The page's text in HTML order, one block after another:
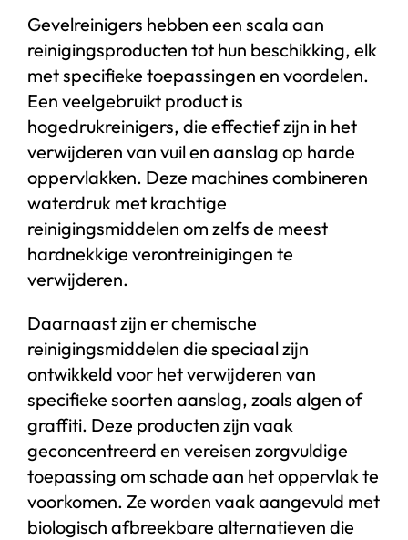
Gevelreinigers hebben een scala aan
reinigingsproducten tot hun beschikking, elk
met specifieke toepassingen en voordelen.
Een veelgebruikt product is
hogedrukreinigers, die effectief zijn in het
verwijderen van vuil en aanslag op harde
oppervlakken. Deze machines combineren
waterdruk met krachtige
reinigingsmiddelen om zelfs de meest
hardnekkige verontreinigingen te
verwijderen.
Daarnaast zijn er chemische
reinigingsmiddelen die speciaal zijn
ontwikkeld voor het verwijderen van
specifieke soorten aanslag, zoals algen of
graffiti. Deze producten zijn vaak
geconcentreerd en vereisen zorgvuldige
toepassing om schade aan het oppervlak te
voorkomen. Ze worden vaak aangevuld met
biologisch afbreekbare alternatieven die